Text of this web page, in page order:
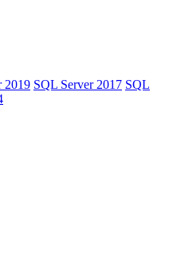
2019 SQL Server 2017 SQL